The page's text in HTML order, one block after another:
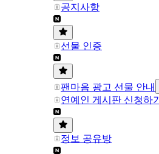
공지사항
선물 인증
팬마음 광고 선물 안내
연예인 게시판 신청하기
정보 공유방